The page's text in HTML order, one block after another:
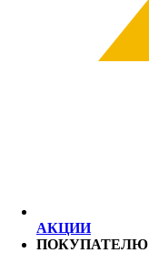
АКЦИИ
ПОКУПАТЕЛЮ